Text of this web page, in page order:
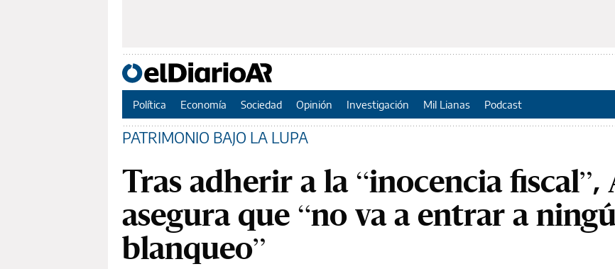
Política Economía Sociedad Opinión Investigación Mil Lianas Podcast
PATRIMONIO BAJO LA LUPA
Tras adherir a la “inocencia
asegura que “no va a entrar a
blanqueo”